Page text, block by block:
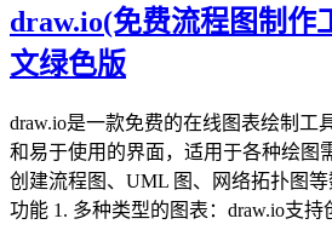
draw.io(免费流程图制作
文绿色版
draw.io是一款免费的在线图表绘制工
和易于使用的界面，适用于各种绘图
创建流程图、UML 图、网络拓扑图
功能 1. 多种类型的图表：draw.io支